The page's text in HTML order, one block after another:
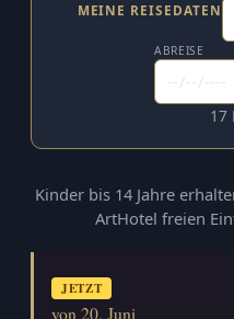
MEINE REISEDATEN
ABREISE
17
Kinder bis 14 Jahre
ArtHotel freien
JETZT
von 20. Juni